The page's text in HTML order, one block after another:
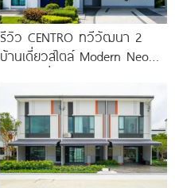
รีวิว CENTRO ทวีวัฒนา 2
บ้านเดี่ยวสไตล์ Modern Neo